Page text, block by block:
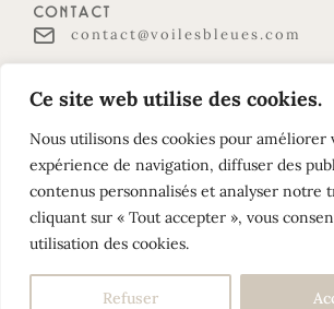
Ce site web utilise des cookies.
Nous utilisons des cookies pour améliorer
expérience de navigation, diffuser des
contenus personnalisés et analyser notre
cliquant sur « Tout accepter », vous
utilisation des cookies.
Refuser
Contact
contact@voilesbleues.com
Le Maud Huy-D118
97118 SAINT-FRANÇOIS
Guadeloupe
Suivez-nous sur Instagram !
©2026 Les Voiles Bleues. Tous droits
avec YellowTie – Agence Web